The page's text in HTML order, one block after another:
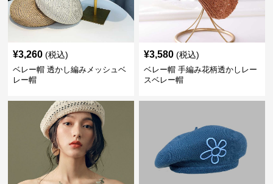
¥3,260 (税込)
ベレー帽 透かし編みメッシュベ
レー帽
¥3,580 (税込)
ベレー帽 手編み花柄透かしレー
スベレー帽